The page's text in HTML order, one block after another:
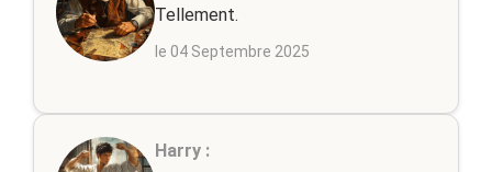
Tellement.
le 04 Septembre 2025
Harry :